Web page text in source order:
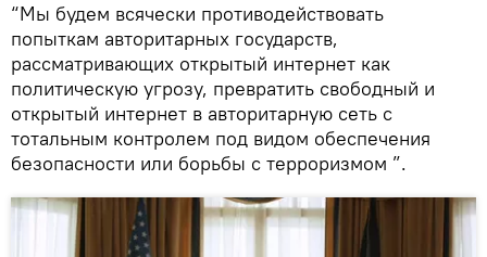
“Мы будем всячески противодействовать
попыткам авторитарных государств,
рассматривающих открытый интернет как
политическую угрозу, превратить свободный и
открытый интернет в авторитарную сеть с
тотальным контролем под видом обеспечения
безопасности или борьбы с терроризмом ”.